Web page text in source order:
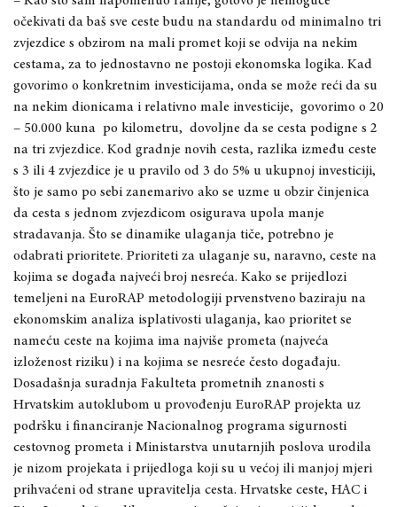
očekivati da baš sve ceste budu na standardu od minimalno tri
zvjezdice s obzirom na mali promet koji se odvija na nekim
cestama, za to jednostavno ne postoji ekonomska logika. Kad
govorimo o konkretnim investicijama, onda se može reći da su
na nekim dionicama i relativno male investicije, govorimo o 20
– 50.000 kuna po kilometru, dovoljne da se cesta podigne s 2
na tri zvjezdice. Kod gradnje novih cesta, razlika između ceste
s 3 ili 4 zvjezdice je u pravilo od 3 do 5% u ukupnoj investiciji,
što je samo po sebi zanemarivo ako se uzme u obzir činjenica
da cesta s jednom zvjezdicom osigurava upola manje
stradavanja. Što se dinamike ulaganja tiče, potrebno je
odabrati prioritete. Prioriteti za ulaganje su, naravno, ceste na
kojima se događa najveći broj nesreća. Kako se prijedlozi
temeljeni na EuroRAP metodologiji prvenstveno baziraju na
ekonomskim analiza isplativosti ulaganja, kao prioritet se
nameću ceste na kojima ima najviše prometa (najveća
izloženost riziku) i na kojima se nesreće često događaju.
Dosadašnja suradnja Fakulteta prometnih znanosti s
Hrvatskim autoklubom u provođenju EuroRAP projekta uz
podršku i financiranje Nacionalnog programa sigurnosti
cestovnog prometa i Ministarstva unutarnjih poslova urodila
je nizom projekata i prijedloga koji su u većoj ili manjoj mjeri
prihvaćeni od strane upravitelja cesta. Hrvatske ceste, HAC i